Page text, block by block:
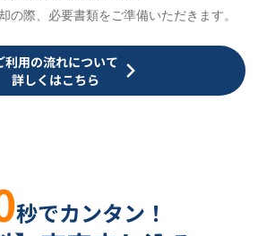
の際、必要書類をご準備いただきます。
利用の流れについて
詳しくはこちら
秒でカンタン！